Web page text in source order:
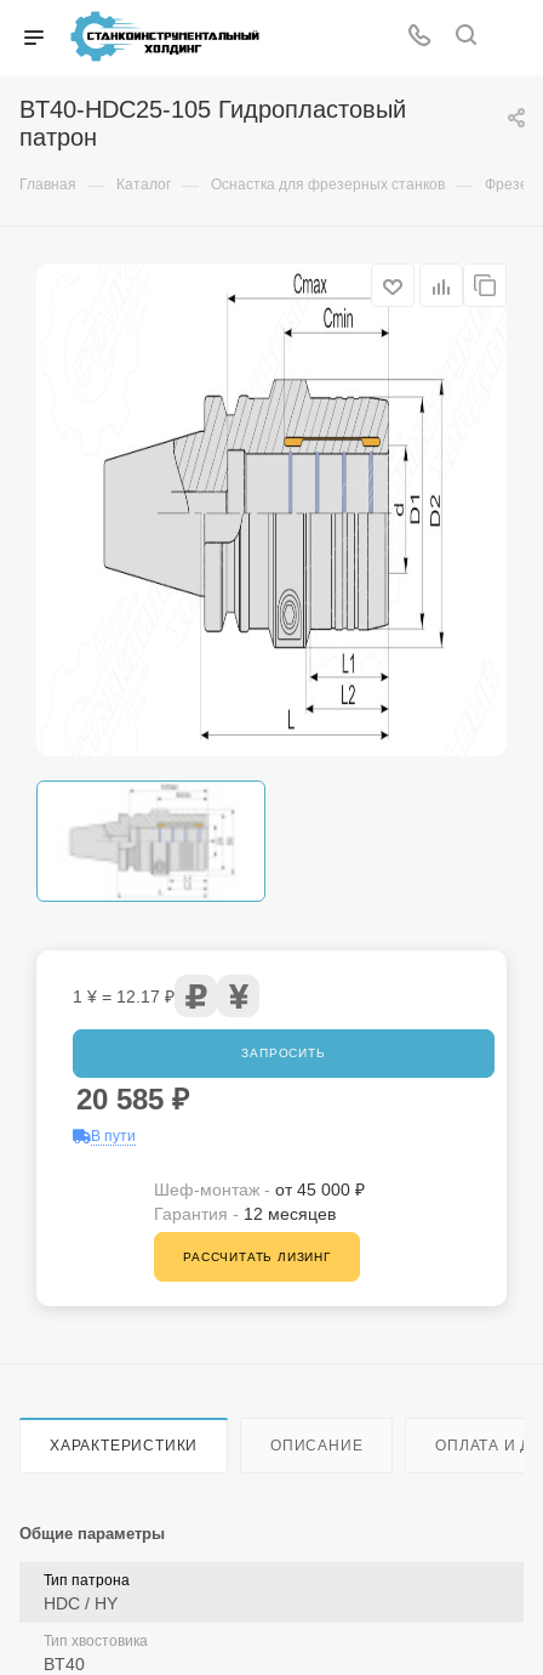
BT40-HDC25-105 Гидропластовый
патрон
Главная — Каталог — Оснастка для фрезерных станков —
20 585 ₽
В пути
1 ¥ = 12.17 ₽
ЗАПРОСИТЬ
Шеф-монтаж - от 45 000 ₽
Гарантия - 12 месяцев
РАССЧИТАТЬ ЛИЗИНГ
ХАРАКТЕРИСТИКИ ОПИСАНИЕ ОПЛАТА И
Общие параметры
Тип патрона
HDC / HY
Тип хвостовика
BT40